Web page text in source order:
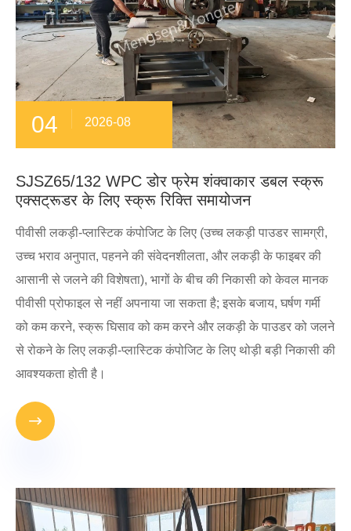
04 2026-08
SJSZ65/132 WPC डोर फ्रेम शंक्वाकार डबल स्क्रू
एक्सट्रूडर के लिए स्क्रू रिक्ति समायोजन
पीवीसी लकड़ी-प्लास्टिक कंपोजिट के लिए (उच्च लकड़ी पाउडर सामग्री,
उच्च भराव अनुपात, पहनने की संवेदनशीलता, और लकड़ी के फाइबर की
आसानी से जलने की विशेषता), भागों के बीच की निकासी को केवल मानक
पीवीसी प्रोफाइल से नहीं अपनाया जा सकता है; इसके बजाय, घर्षण गर्मी
को कम करने, स्क्रू घिसाव को कम करने और लकड़ी के पाउडर को जलने
से रोकने के लिए लकड़ी-प्लास्टिक कंपोजिट के लिए थोड़ी बड़ी निकासी की
आवश्यकता होती है।
